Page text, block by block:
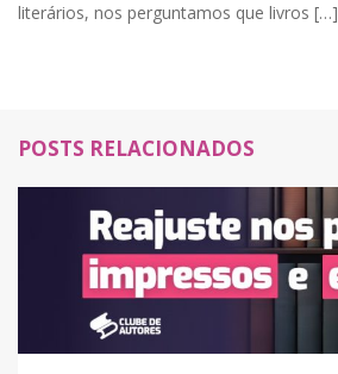
literários, nos perguntamos que livros […]
POSTS RELACIONADOS